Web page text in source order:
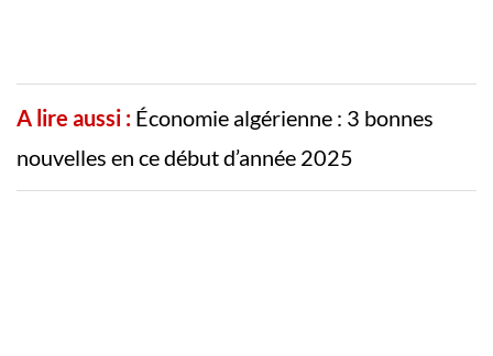
A lire aussi : Économie algérienne : 3 bonnes
nouvelles en ce début d’année 2025